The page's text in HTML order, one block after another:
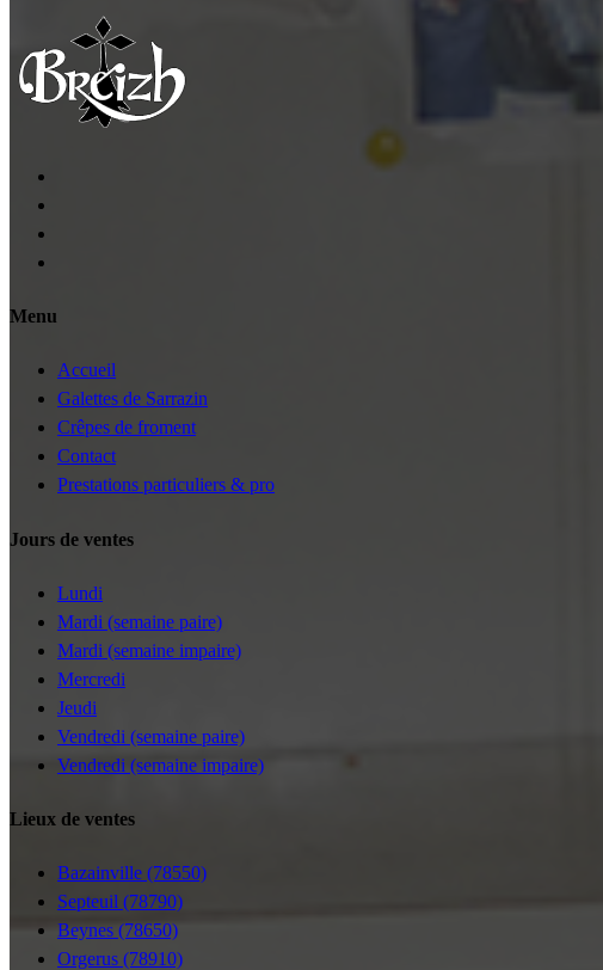
Menu
Accueil
Galettes de Sarrazin
Crêpes de froment
Contact
Prestations particuliers & pro
Jours de ventes
Lundi
Mardi (semaine paire)
Mardi (semaine impaire)
Mercredi
Jeudi
Vendredi (semaine paire)
Vendredi (semaine impaire)
Lieux de ventes
Bazainville (78550)
Septeuil (78790)
Beynes (78650)
Orgerus (78910)